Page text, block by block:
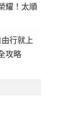
耀！太順
行就上
攻略